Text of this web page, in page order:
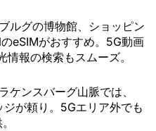
ルグの博物館、ショッピン
eSIMがおすすめ。5G動画
報の検索もスムーズ。
ケンスバーグ山脈では、
が頼り。5Gエリア外でも